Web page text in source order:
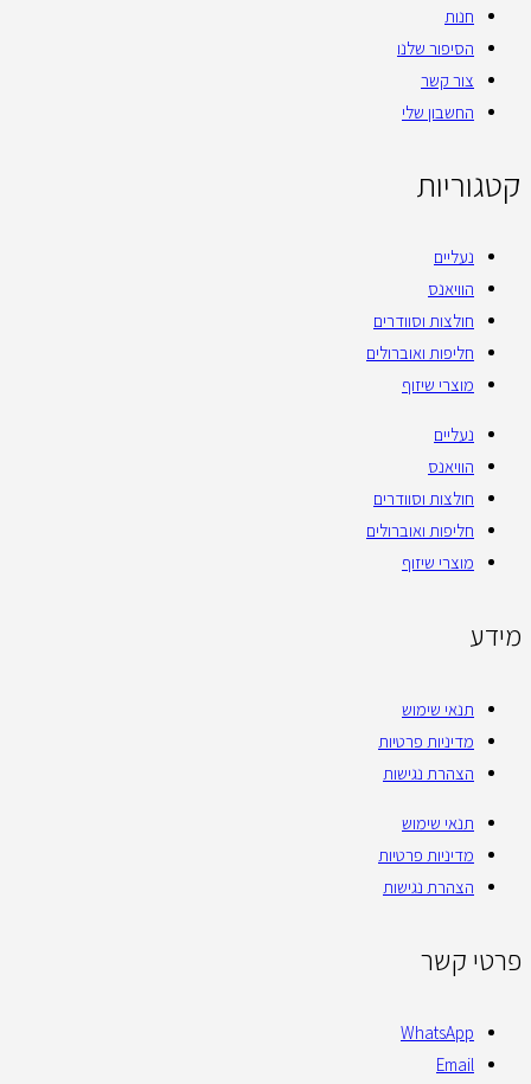
חנות
הסיפור שלנו
צור קשר
החשבון שלי
קטגוריות
נעליים
הוויאנס
חולצות וסוודרים
חליפות ואוברולים
מוצרי שיזוף
נעליים
הוויאנס
חולצות וסוודרים
חליפות ואוברולים
מוצרי שיזוף
מידע
תנאי שימוש
מדיניות פרטיות
הצהרת נגישות
תנאי שימוש
מדיניות פרטיות
הצהרת נגישות
פרטי קשר
WhatsApp
Email